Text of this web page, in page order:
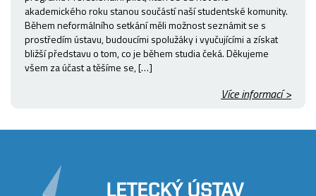
akademického roku stanou součástí naší studentské komunity.
Během neformálního setkání měli možnost seznámit se s
prostředím ústavu, budoucími spolužáky i vyučujícími a získat
bližší představu o tom, co je během studia čeká. Děkujeme
všem za účast a těšíme se, […]
Více informací >